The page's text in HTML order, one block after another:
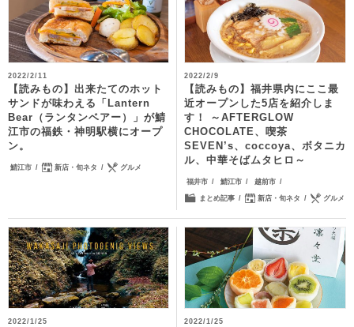
2022/2/11
【読みもの】出来たてのホット
サンドが味わえる「Lantern
Bear（ランタンベアー）」が鯖
江市の福鉄・神明駅横にオープ
ン。
鯖江市 新店・旬ネタ グルメ
2022/2/9
【読みもの】福井県内にここ最
近オープンした5店を紹介しま
す！ ～AFTERGLOW
CHOCOLATE、喫茶
SEVEN’s、coccoya、ボタニカ
ル、中華そばムタヒロ～
福井市 鯖江市 越前市
まとめ記事 新店・旬ネタ グルメ
2022/1/25 2022/1/25